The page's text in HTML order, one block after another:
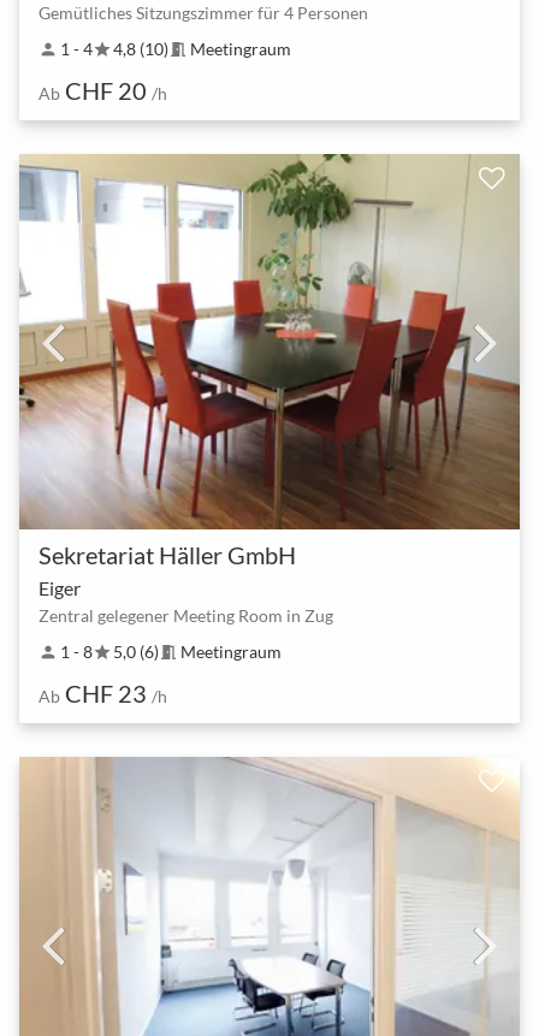
Gemütliches Sitzungszimmer für 4 Personen
person 1 - 4star4,8 (10) meeting_room Meetingraum
Ab CHF 20 /h
Sekretariat Häller GmbH
Eiger
Zentral gelegener Meeting Room in Zug
person 1 - 8star5,0 (6) meeting_room Meetingraum
Ab CHF 23 /h